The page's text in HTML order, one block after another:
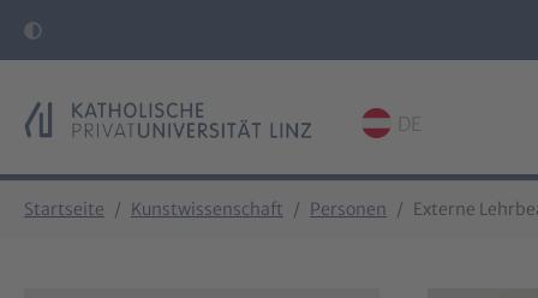
DE
Startseite Kunstwissenschaft Personen Externe